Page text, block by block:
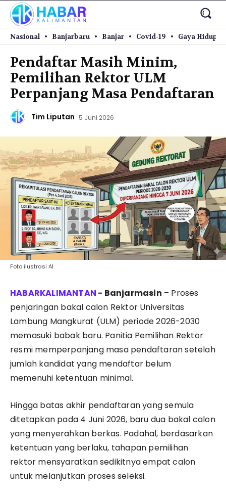
Nasional Banjarbaru Banjar Covid-19 Gaya Hidup
Pendaftar Masih Minim,
Pemilihan Rektor ULM
Perpanjang Masa Pendaftaran
Tim Liputan 5 Juni 2026
Foto ilustrasi AI.
Banjarmasin – Proses
penjaringan bakal calon Rektor Universitas
Lambung Mangkurat (ULM) periode 2026-2030
memasuki babak baru. Panitia Pemilihan Rektor
resmi memperpanjang masa pendaftaran setelah
jumlah kandidat yang mendaftar belum
memenuhi ketentuan minimal.
Hingga batas akhir pendaftaran yang semula
ditetapkan pada 4 Juni 2026, baru dua bakal calon
yang menyerahkan berkas. Padahal, berdasarkan
ketentuan yang berlaku, tahapan pemilihan
rektor mensyaratkan sedikitnya empat calon
untuk melanjutkan proses seleksi.